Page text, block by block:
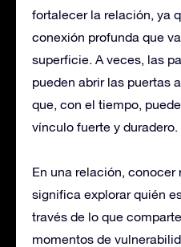
fortalecer la relación, ya
conexión profunda que
superficie. A veces, las
pueden abrir las puertas
que, con el tiempo,
vínculo fuerte y duradero.
En una relación, conocer
significa explorar quién
través de lo que
momentos de